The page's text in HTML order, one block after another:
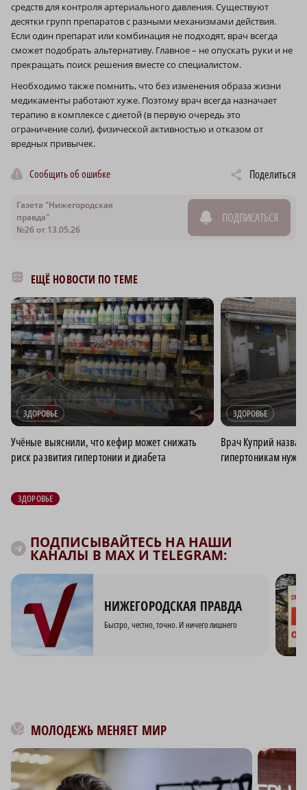
средств для контроля артериального давления. Существуют
десятки групп препаратов с разными механизмами действия.
Если один препарат или комбинация не подходят, врач всегда
сможет подобрать альтернативу. Главное – не опускать руки и не
прекращать поиск решения вместе со специалистом.
Необходимо также помнить, что без изменения образа жизни
медикаменты работают хуже. Поэтому врач всегда назначает
терапию в комплексе с диетой (в первую очередь это
ограничение соли), физической активностью и отказом от
вредных привычек.
Сообщить об ошибке Поделиться
Газета "Нижегородская
правда"
№26 от 13.05.26
ПОДПИСАТЬСЯ
ЕЩЁ НОВОСТИ ПО ТЕМЕ
ЗДОРОВЬЕ r
Учёные выяснили, что кефир может снижать
риск развития гипертонии и диабета
ЗДОРОВЬЕ
Врач Куприй
гипертоникам
ЗДОРОВЬЕ
ПОДПИСЫВАЙТЕСЬ НА НАШИ
КАНАЛЫ В MAX И TELEGRAM:
НИЖЕГОРОДСКАЯ ПРАВДА
Быстро, честно, точно. И ничего лишнего
МОЛОДЕЖЬ МЕНЯЕТ МИР